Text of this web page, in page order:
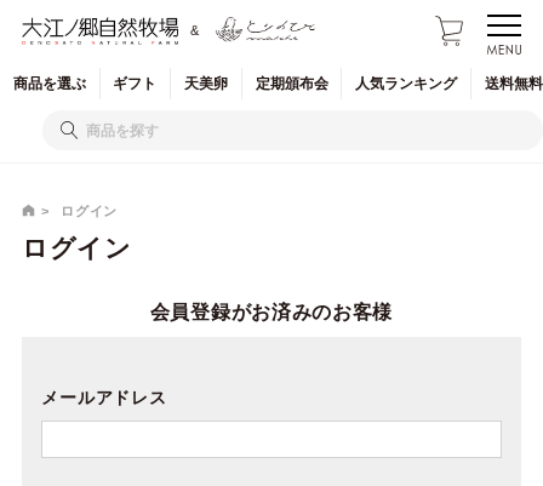
&
商品を選ぶ ギフト 天美卵 定期頒布会 人気ランキング 送料無
ログイン
ログイン
会員登録がお済みのお客様
メールアドレス